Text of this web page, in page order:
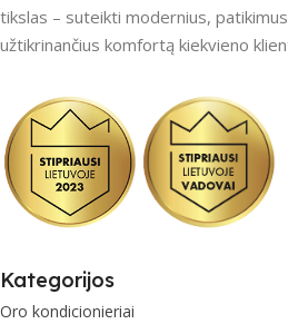
tikslas – suteikti modernius,
užtikrinančius komfortą kiekvieno
Kategorijos
Oro kondicionieriai